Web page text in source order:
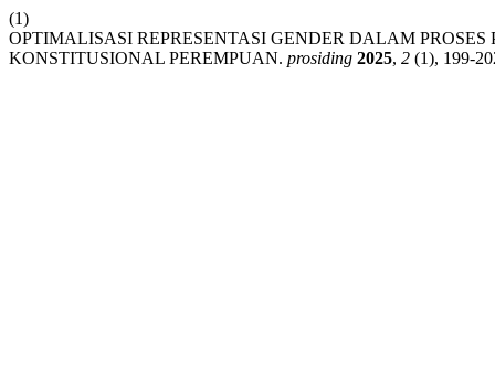
(1)
OPTIMALISASI REPRESENTASI GENDER DALAM
KONSTITUSIONAL PEREMPUAN. prosiding 2025, 2 (1), 199-